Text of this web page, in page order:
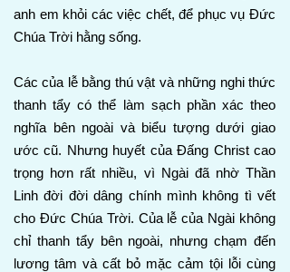
anh em khỏi các việc chết, để phục vụ Đức
Chúa Trời hằng sống.
Các của lễ bằng thú vật và những nghi thức
thanh tẩy có thể làm sạch phần xác theo
nghĩa bên ngoài và biểu tượng dưới giao
ước cũ. Nhưng huyết của Đấng Christ cao
trọng hơn rất nhiều, vì Ngài đã nhờ Thần
Linh đời đời dâng chính mình không tì vết
cho Đức Chúa Trời. Của lễ của Ngài không
chỉ thanh tẩy bên ngoài, nhưng chạm đến
lương tâm và cất bỏ mặc cảm tội lỗi cùng